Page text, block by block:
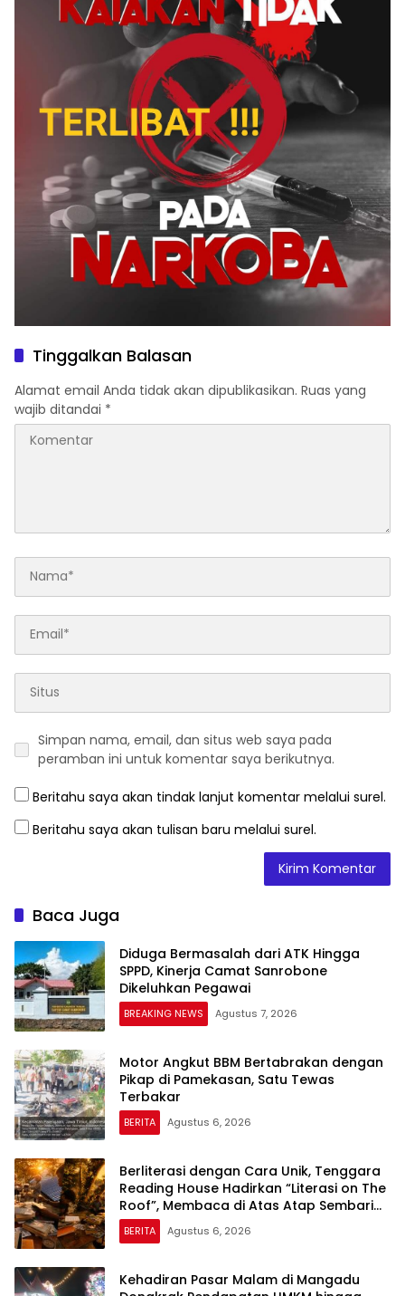
Tinggalkan Balasan
Alamat email Anda tidak akan dipublikasikan. Ruas yang
wajib ditandai *
Simpan nama, email, dan situs web saya pada
peramban ini untuk komentar saya berikutnya.
Beritahu saya akan tindak lanjut komentar melalui surel.
Beritahu saya akan tulisan baru melalui surel.
Baca Juga
Diduga Bermasalah dari ATK Hingga
SPPD, Kinerja Camat Sanrobone
Dikeluhkan Pegawai
BREAKING NEWS Agustus 7, 2026
Motor Angkut BBM Bertabrakan dengan
Pikap di Pamekasan, Satu Tewas
Terbakar
BERITA Agustus 6, 2026
Berliterasi dengan Cara Unik, Tenggara
Reading House Hadirkan “Literasi on The
Roof”, Membaca di Atas Atap Sembari
Menikmati Senja
BERITA Agustus 6, 2026
Kehadiran Pasar Malam di Mangadu